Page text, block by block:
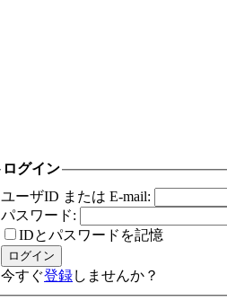
ログイン
ユーザID または E-mail:
パスワード:
IDとパスワードを記憶
今すぐ登録しませんか？